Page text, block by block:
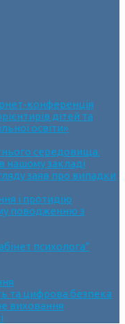
конференція
дітей та
освіти»
середовища.
нашому закладі
заяв про випадки
і протидію
поводженню з
психолога”
та цифрова безпека
виховання